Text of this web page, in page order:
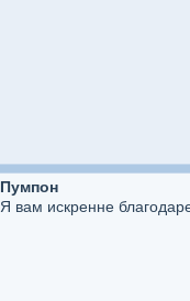
Пумпон
Я вам искренне